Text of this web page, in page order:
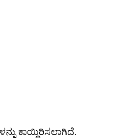
ಕಾಯ್ದಿರಿಸಲಾಗಿದೆ.